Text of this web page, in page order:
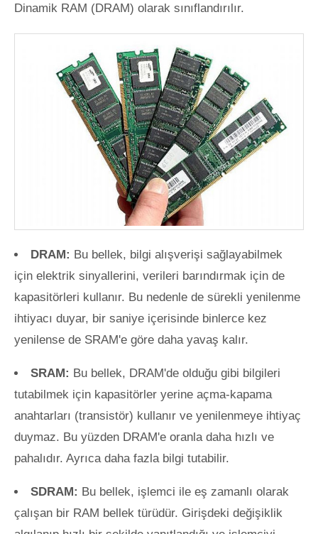
Dinamik RAM (DRAM) olarak sınıflandırılır.
DRAM: Bu bellek, bilgi alışverişi sağlayabilmek
için elektrik sinyallerini, verileri barındırmak için de
kapasitörleri kullanır. Bu nedenle de sürekli yenilenme
ihtiyacı duyar, bir saniye içerisinde binlerce kez
yenilense de SRAM'e göre daha yavaş kalır.
SRAM: Bu bellek, DRAM'de olduğu gibi bilgileri
tutabilmek için kapasitörler yerine açma-kapama
anahtarları (transistör) kullanır ve yenilenmeye ihtiyaç
duymaz. Bu yüzden DRAM'e oranla daha hızlı ve
pahalıdır. Ayrıca daha fazla bilgi tutabilir.
SDRAM: Bu bellek, işlemci ile eş zamanlı olarak
çalışan bir RAM bellek türüdür. Girişdeki değişiklik